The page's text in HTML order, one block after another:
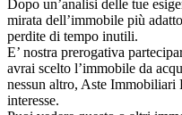
Dopo un’analisi delle tue
mirata dell’immobile più
perdite di tempo inutili.
E’ nostra prerogativa
avrai scelto l’immobile da
nessun altro, Aste Immobiliari
interesse.